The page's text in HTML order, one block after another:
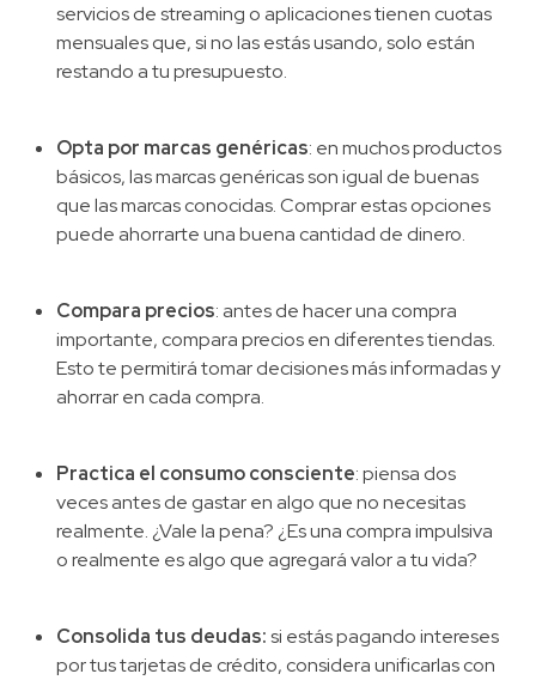
servicios de streaming o aplicaciones tienen cuotas
mensuales que, si no las estás usando, solo están
restando a tu presupuesto.
Opta por marcas genéricas: en muchos productos
básicos, las marcas genéricas son igual de buenas
que las marcas conocidas. Comprar estas opciones
puede ahorrarte una buena cantidad de dinero.
Compara precios: antes de hacer una compra
importante, compara precios en diferentes tiendas.
Esto te permitirá tomar decisiones más informadas y
ahorrar en cada compra.
Practica el consumo consciente: piensa dos
veces antes de gastar en algo que no necesitas
realmente. ¿Vale la pena? ¿Es una compra impulsiva
o realmente es algo que agregará valor a tu vida?
Consolida tus deudas:si estás pagando intereses
por tus tarjetas de crédito, considera unificarlas con